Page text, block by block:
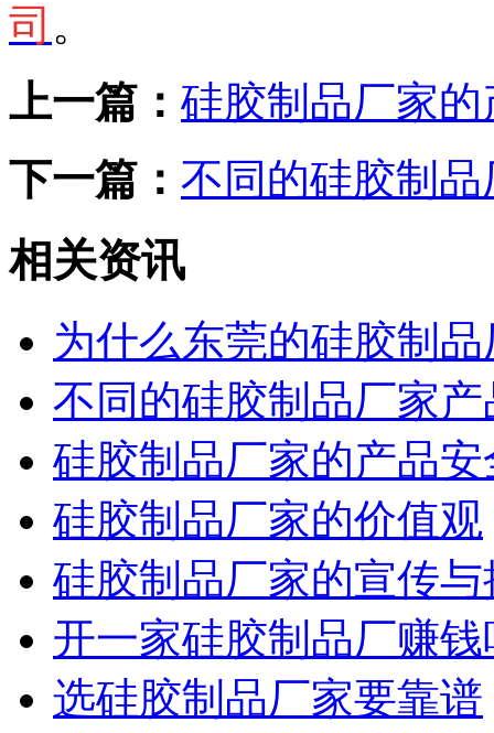
司 。
上一篇： 硅胶制品厂家
下一篇： 不同的硅胶制
相关资讯
为什么东莞的硅胶制
不同的硅胶制品厂家
硅胶制品厂家的产品安
硅胶制品厂家的价值观
硅胶制品厂家的宣传与
开一家硅胶制品厂赚钱
选硅胶制品厂家要靠谱